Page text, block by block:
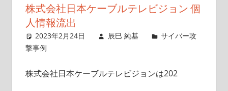
株式会社日本ケーブルテレビジョン 個
人情報流出
2023年2月24日 辰巳 純基
サイバー攻
撃事例
株式会社日本ケーブルテレビジョンは202